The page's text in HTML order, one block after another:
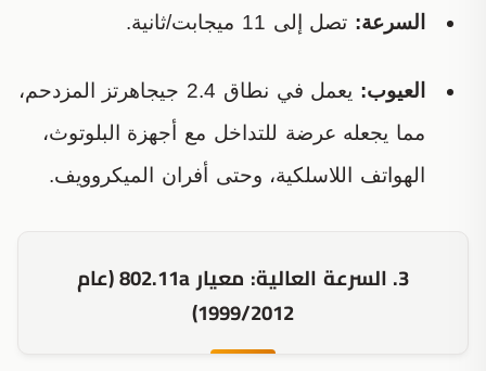
السرعة: تصل إلى 11 ميجابت/ثانية.
العيوب:
يعمل في نطاق 2.4 جيجاهرتز المزدحم،
مما يجعله عرضة للتداخل مع أجهزة البلوتوث،
الهواتف اللاسلكية، وحتى أفران الميكروويف.
3. السرعة العالية: معيار 802.11a (عام
1999/2012)